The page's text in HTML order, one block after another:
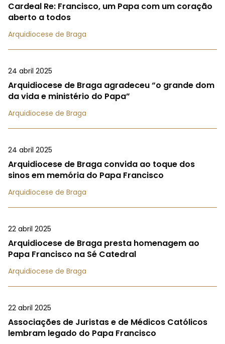
Cardeal Re: Francisco, um Papa com um coração
aberto a todos
Arquidiocese de Braga
24 abril 2025
Arquidiocese de Braga agradeceu “o grande dom
da vida e ministério do Papa”
Arquidiocese de Braga
24 abril 2025
Arquidiocese de Braga convida ao toque dos
sinos em memória do Papa Francisco
Arquidiocese de Braga
22 abril 2025
Arquidiocese de Braga presta homenagem ao
Papa Francisco na Sé Catedral
Arquidiocese de Braga
22 abril 2025
Associações de Juristas e de Médicos Católicos
lembram legado do Papa Francisco